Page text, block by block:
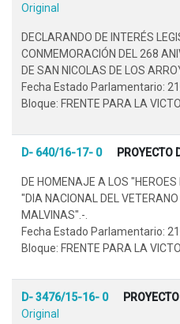
Original
DECLARANDO DE INTERÉS
CONMEMORACIÓN DEL 268
DE SAN NICOLAS DE LOS
Fecha Estado Parlamentario:
Bloque: FRENTE PARA LA
D- 640/16-17- 0 PROYECTO
DE HOMENAJE A LOS "HEROES
"DIA NACIONAL DEL
MALVINAS".-.
Fecha Estado Parlamentario:
Bloque: FRENTE PARA LA
D- 3476/15-16- 0
Original